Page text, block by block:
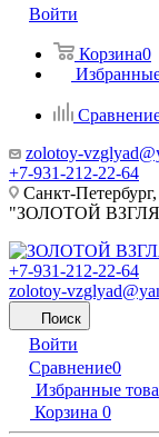
Войти
Корзина0
zolotoy-
+7-931-212-22-64
Санкт-
"ЗОЛОТОЙ
+7-931-212-22-64
zolotoy-
Поиск
Войти
Сравнение0
Избранные
Корзина 0